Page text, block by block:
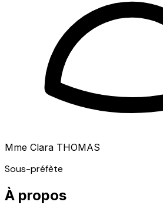
Mme Clara THOMAS
Sous-préfète
À propos